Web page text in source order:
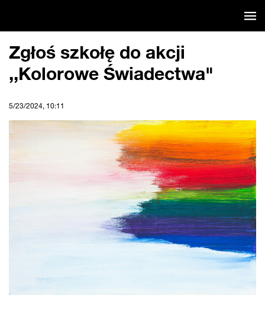
nawigację
Zgłoś szkołę do akcji
,,Kolorowe Świadectwa"
5/23/2024, 10:11